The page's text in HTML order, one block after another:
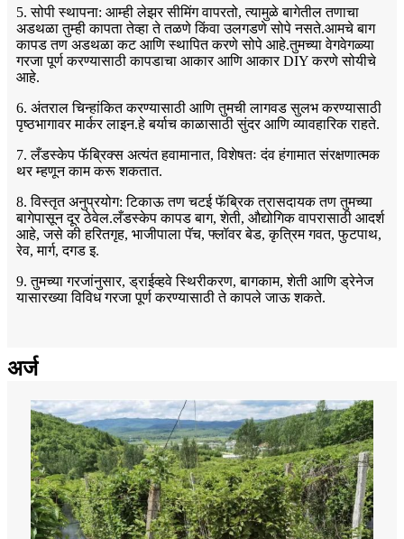
5. सोपी स्थापना: आम्ही लेझर सीमिंग वापरतो, त्यामुळे बागेतील तणाचा
अडथळा तुम्ही कापता तेव्हा ते तळणे किंवा उलगडणे सोपे नसते.आमचे बाग
कापड तण अडथळा कट आणि स्थापित करणे सोपे आहे.तुमच्या वेगवेगळ्या
गरजा पूर्ण करण्यासाठी कापडाचा आकार आणि आकार DIY करणे सोयीचे
आहे.
6. अंतराल चिन्हांकित करण्यासाठी आणि तुमची लागवड सुलभ करण्यासाठी
पृष्ठभागावर मार्कर लाइन.हे बर्याच काळासाठी सुंदर आणि व्यावहारिक राहते.
7. लँडस्केप फॅब्रिक्स अत्यंत हवामानात, विशेषतः दंव हंगामात संरक्षणात्मक
थर म्हणून काम करू शकतात.
8. विस्तृत अनुप्रयोग: टिकाऊ तण चटई फॅब्रिक त्रासदायक तण तुमच्या
बागेपासून दूर ठेवेल.लँडस्केप कापड बाग, शेती, औद्योगिक वापरासाठी आदर्श
आहे, जसे की हरितगृह, भाजीपाला पॅच, फ्लॉवर बेड, कृत्रिम गवत, फुटपाथ,
रेव, मार्ग, दगड इ.
9. तुमच्या गरजांनुसार, ड्राईव्हवे स्थिरीकरण, बागकाम, शेती आणि ड्रेनेज
यासारख्या विविध गरजा पूर्ण करण्यासाठी ते कापले जाऊ शकते.
अर्ज